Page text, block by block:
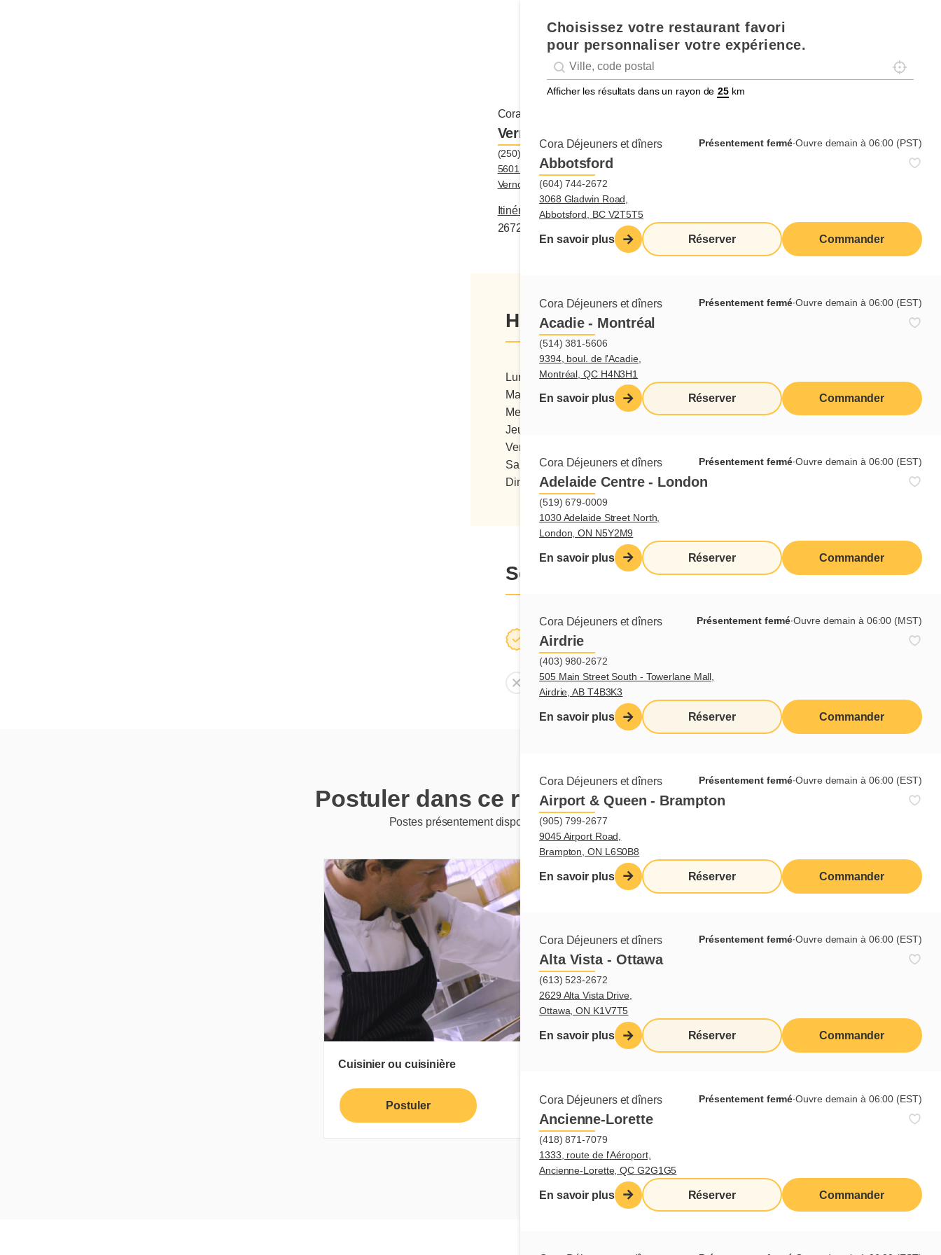
Choisissez votre restaurant favori
pour personnaliser votre expérience.
Geolocation
Géolocalisation Localisez-
Afficher les résultats dans un rayon de km
Cora Déjeuners et dîners Présentement fermé∙Ouvre demain à 06:00 (PST)
Abbotsford
(604) 744-2672
3068 Gladwin Road,
Abbotsford, BC V2T5T5
En savoir plus Réserver Commander
Cora Déjeuners et dîners Présentement fermé∙Ouvre demain à 06:00 (EST)
Acadie - Montréal
(514) 381-5606
9394, boul. de l'Acadie,
Montréal, QC H4N3H1
En savoir plus Réserver Commander
Cora Déjeuners et dîners Présentement fermé∙Ouvre demain à 06:00 (EST)
Adelaide Centre - London
(519) 679-0009
1030 Adelaide Street North,
London, ON N5Y2M9
En savoir plus Réserver Commander
Cora Déjeuners et dîners Présentement fermé∙Ouvre demain à 06:00 (MST)
Airdrie
(403) 980-2672
505 Main Street South - Towerlane Mall,
Airdrie, AB T4B3K3
En savoir plus Réserver Commander
Cora Déjeuners et dîners Présentement fermé∙Ouvre demain à 06:00 (EST)
Airport & Queen - Brampton
(905) 799-2677
9045 Airport Road,
Brampton, ON L6S0B8
En savoir plus Réserver Commander
Cora Déjeuners et dîners Présentement fermé∙Ouvre demain à 06:00 (EST)
Alta Vista - Ottawa
(613) 523-2672
2629 Alta Vista Drive,
Ottawa, ON K1V7T5
En savoir plus Réserver Commander
Cora Déjeuners et dîners Présentement fermé∙Ouvre demain à 06:00 (EST)
Ancienne-Lorette
(418) 871-7079
1333, route de l'Aéroport,
Ancienne-Lorette, QC G2G1G5
En savoir plus Réserver Commander
Cora Déjeuners et dîners
Vernon
(250) 549-2672
5601 Anderson Way, Unit 302,
Vernon, BC V1T9V1
Itinéraire |(250) 549-
2672
restaurant
Heures d'ouverture
Lundi
06:00 - 15:00
Mardi
06:00 - 15:00
Mercredi
06:00 - 15:00
Jeudi
Vendredi
Samedi
06:00 - 15:00
Dimanche 07:00 - 15:00
Services
Salle à manger
Salle de réunion Terrasse
Postuler dans ce restaurant
Postes présentement disponibles
Cuisinier ou cuisinière
Postuler En savoir plus